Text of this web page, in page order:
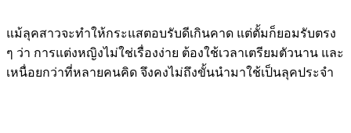
แม้ลุคสาวจะทำให้กระแสตอบรับดีเกินคาด แต่ตั้มก็ยอมรับตรง
ๆ ว่า การแต่งหญิงไม่ใช่เรื่องง่าย ต้องใช้เวลาเตรียมตัวนาน และ
เหนื่อยกว่าที่หลายคนคิด จึงคงไม่ถึงขั้นนำมาใช้เป็นลุคประจำ